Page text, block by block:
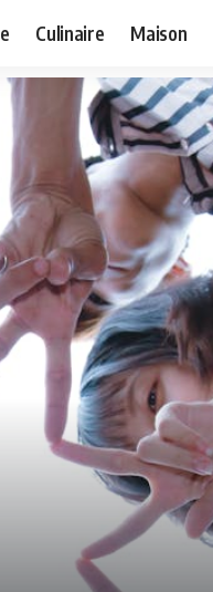
Culinaire Maison